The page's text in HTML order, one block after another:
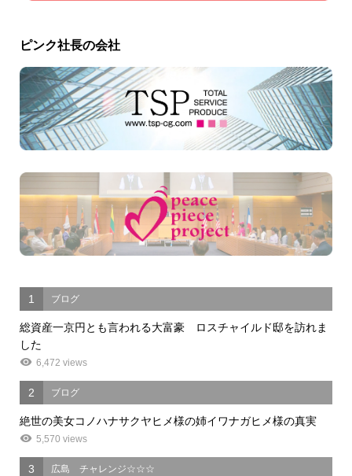
ピンク社長の会社
1 ブログ
総資産一京円とも言われる大富豪 ロスチャイルド邸を訪れま
した
6,472 views
2 ブログ
絶世の美女コノハナサクヤヒメ様の姉イワナガヒメ様の真実
5,570 views
3 広島 チャレンジ☆☆☆